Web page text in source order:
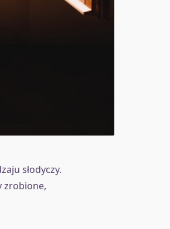
słodyczy.
zrobione,